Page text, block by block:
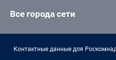
Все города сети
Контактные данные для